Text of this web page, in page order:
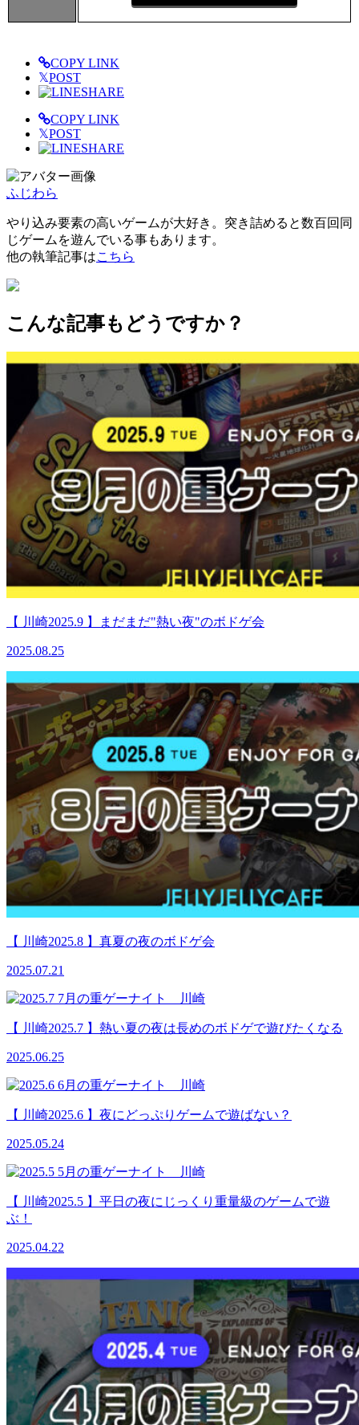
COPY LINK
𝕏POST
SHARE
COPY LINK
𝕏POST
SHARE
ふじわら
やり込み要素の高いゲームが大好き。突き詰めると数百回同
じゲームを遊んでいる事もあります。
他の執筆記事はこちら
こんな記事もどうですか？
【 川崎2025.9 】まだまだ"熱い夜"のボドゲ会
2025.08.25
【 川崎2025.8 】真夏の夜のボドゲ会
2025.07.21
【 川崎2025.7 】熱い夏の夜は長めのボドゲで遊びたくなる
2025.06.25
【 川崎2025.6 】夜にどっぷりゲームで遊ばない？
2025.05.24
【 川崎2025.5 】平日の夜にじっくり重量級のゲームで遊
ぶ！
2025.04.22